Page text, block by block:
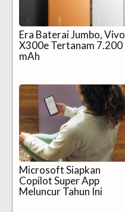
Era Baterai Jumbo, Vivo
X300e Tertanam 7.200
mAh
Microsoft Siapkan
Copilot Super App
Meluncur Tahun Ini